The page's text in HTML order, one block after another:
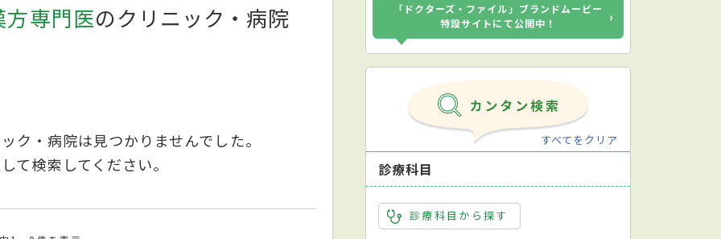
専門医のクリニック・病院
ク・病院は見つかりませんでした。
て検索してください。
「ドクターズ・ファイル」ブランドムービー
特設サイトにて公開中！
›
すべてをクリア
診療科目
診療科目から探す